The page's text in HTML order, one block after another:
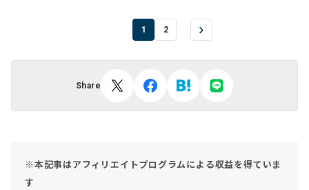
1 2
Share
※本記事はアフィリエイトプログラムによる収益を得ていま
す